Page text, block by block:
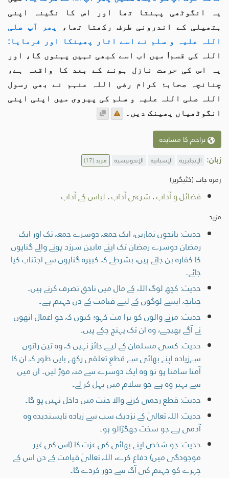
یہ انگوٹھی پہنتا تھا اور اس کا نگینہ اپنی
ہتھیلی کے اندرونی طرف رکھتا تھا،
پھر آپ صلی
اللہ علیہ و سلم نے اسے اتار پھینکا اور فرمایا:
اللہ کی قسم! میں اب اسے کبھی نہیں پہنوں گا، اور
یہ اس کی حرمت نازل ہونے کے بعد کا واقعہ ہے،
چنانچہ صحابۂ کرام رضی اللہ عنہم نے بھی رسول
اللہ صلی اللہ علیہ و سلم کی پیروی میں اپنی اپنی
انگوٹھیاں پھینک دیں۔
تراجم کا مشاہدہ
زبان: الإنجليزية الإسبانية الإندونيسية مزید(17)
زمرہ جات (کٹیگریز)
فضائل و آداب. شرعی آداب. لباس کے آداب
مزید
حدیث: پانچوں نمازیں، ایک جمعہ دوسرے جمعہ تک اور ایک
رمضان دوسرے رمضان تک اپنے مابین سرزد ہونے والے گناہوں
کا کفارہ بن جاتے ہیں، بشرطے کہ کبیرہ گناہوں سے اجتناب کیا
جائے۔
حدیث: کچھ لوگ اللہ کے مال میں ناحق تصرف کرتے ہیں۔
چنانچہ ایسے لوگوں کے لیے قیامت کے دن جہنم ہے۔
حدیث: مرنے والوں کو برا مت کہو؛ کیوں کہ جو اعمال انھوں
نے آگے بھیجے، وہ ان تک پہنچ چکے ہیں۔
حدیث: کسی مسلمان کے لیے جائز نہیں کہ وہ تین راتوں
سےزیادہ اپنے بھائی سے قطعِ تعلقی رکھے بایں طور کہ ان کا
آمنا سامنا ہو تو وہ ایک دوسرے سے منہ موڑ لیں۔ ان میں
سے بہتر وہ ہے جو سلام میں پہل کر لے۔
حدیث: قطع رحمی کرنے والا جنت میں داخل نہیں ہو گا۔
حدیث: اللہ تعالیٰ کے نزدیک سب سے زیادہ ناپسنديده وہ
آدمی ہے جو سخت جھگڑالو ہو۔
حدیث: جو شخص اپنے بھائی کی عزت کا (اس کی غیر
موجودگی میں) دفاع کرے، اللہ تعالیٰ قیامت کے دن اس کے
چہرے کو جہنم کی آگ سے دور کردے گا۔